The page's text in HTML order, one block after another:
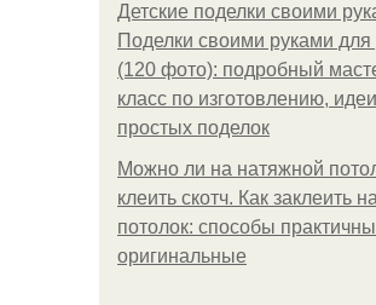
Детские поделки своими
Поделки своими руками для
(120 фото): подробный
класс по изготовлению, идеи
простых поделок
Можно ли на натяжной
клеить скотч. Как заклеить
потолок: способы
оригинальные